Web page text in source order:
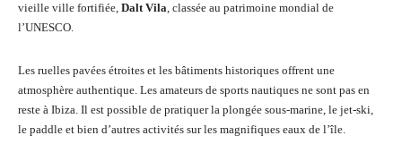
vieille ville fortifiée, Dalt Vila, classée au patrimoine mondial de
l’UNESCO.
Les ruelles pavées étroites et les bâtiments historiques offrent une
atmosphère authentique. Les amateurs de sports nautiques ne sont pas en
reste à Ibiza. Il est possible de pratiquer la plongée sous-marine, le jet-ski,
le paddle et bien d’autres activités sur les magnifiques eaux de l’île.